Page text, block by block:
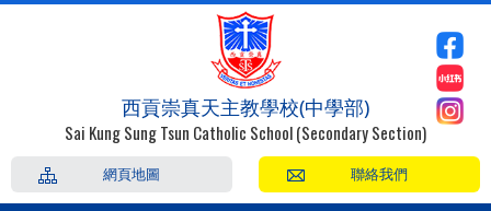
西貢崇真天主教學校(中學部)
Sai Kung Sung Tsun Catholic School (Secondary Section)
聯絡我們
網頁地圖